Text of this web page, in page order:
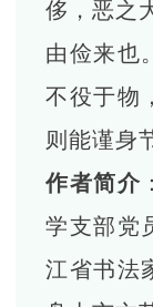
侈，恶之
由俭来也
不役于物
则能谨身
作者简介
学支部党
江省书法